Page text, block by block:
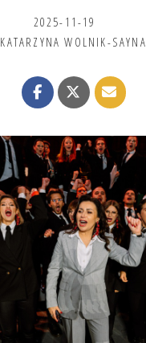
2025-11-19
KATARZYNA WOLNIK-SAYNA